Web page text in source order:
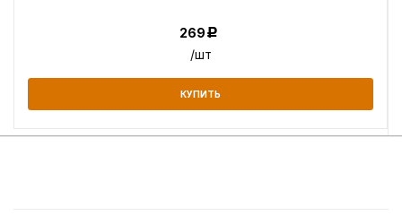
269Р
/шт
КУПИТЬ